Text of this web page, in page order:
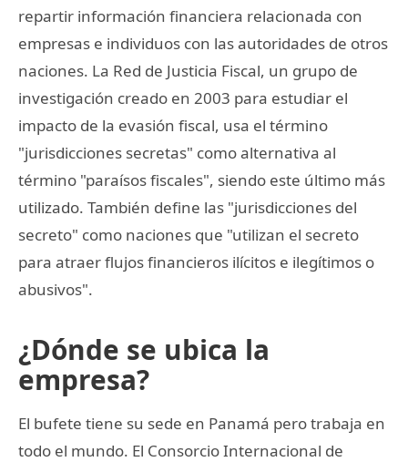
repartir información financiera relacionada con
empresas e individuos con las autoridades de otros
naciones. La Red de Justicia Fiscal, un grupo de
investigación creado en 2003 para estudiar el
impacto de la evasión fiscal, usa el término
"jurisdicciones secretas" como alternativa al
término "paraísos fiscales", siendo este último más
utilizado. También define las "jurisdicciones del
secreto" como naciones que "utilizan el secreto
para atraer flujos financieros ilícitos e ilegítimos o
abusivos".
¿Dónde se ubica la
empresa?
El bufete tiene su sede en Panamá pero trabaja en
todo el mundo. El Consorcio Internacional de